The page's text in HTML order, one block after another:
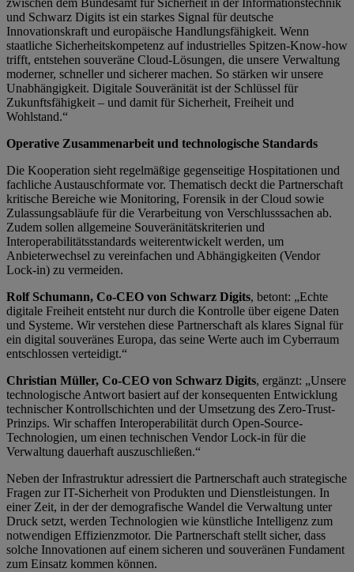
zwischen dem Bundesamt für Sicherheit in der Informationstechnik
und Schwarz Digits ist ein starkes Signal für deutsche
Innovationskraft und europäische Handlungsfähigkeit. Wenn
staatliche Sicherheitskompetenz auf industrielles Spitzen-Know-how
trifft, entstehen souveräne Cloud-Lösungen, die unsere Verwaltung
moderner, schneller und sicherer machen. So stärken wir unsere
Unabhängigkeit. Digitale Souveränität ist der Schlüssel für
Zukunftsfähigkeit – und damit für Sicherheit, Freiheit und
Wohlstand.“
Operative Zusammenarbeit und technologische Standards
Die Kooperation sieht regelmäßige gegenseitige Hospitationen und
fachliche Austauschformate vor. Thematisch deckt die Partnerschaft
kritische Bereiche wie Monitoring, Forensik in der Cloud sowie
Zulassungsabläufe für die Verarbeitung von Verschlusssachen ab.
Zudem sollen allgemeine Souveränitätskriterien und
Interoperabilitätsstandards weiterentwickelt werden, um
Anbieterwechsel zu vereinfachen und Abhängigkeiten (Vendor
Lock-in) zu vermeiden.
Rolf Schumann, Co-CEO von Schwarz Digits, betont: „Echte
digitale Freiheit entsteht nur durch die Kontrolle über eigene Daten
und Systeme. Wir verstehen diese Partnerschaft als klares Signal für
ein digital souveränes Europa, das seine Werte auch im Cyberraum
entschlossen verteidigt.“
Christian Müller, Co-CEO von Schwarz Digits, ergänzt: „Unsere
technologische Antwort basiert auf der konsequenten Entwicklung
technischer Kontrollschichten und der Umsetzung des Zero-Trust-
Prinzips. Wir schaffen Interoperabilität durch Open-Source-
Technologien, um einen technischen Vendor Lock-in für die
Verwaltung dauerhaft auszuschließen.“
Neben der Infrastruktur adressiert die Partnerschaft auch strategische
Fragen zur IT-Sicherheit von Produkten und Dienstleistungen. In
einer Zeit, in der der demografische Wandel die Verwaltung unter
Druck setzt, werden Technologien wie künstliche Intelligenz zum
notwendigen Effizienzmotor. Die Partnerschaft stellt sicher, dass
solche Innovationen auf einem sicheren und souveränen Fundament
zum Einsatz kommen können.